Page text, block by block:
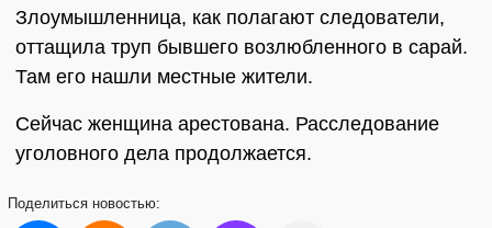
Злоумышленница, как полагают следователи,
оттащила труп бывшего возлюбленного в сарай.
Там его нашли местные жители.
Сейчас женщина арестована. Расследование
уголовного дела продолжается.
Поделиться новостью: